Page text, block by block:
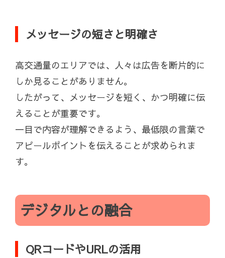
メッセージの短さと明確さ
高交通量のエリアでは、人々は広告を断片的に
しか見ることがありません。
したがって、メッセージを短く、かつ明確に伝
えることが重要です。
一目で内容が理解できるよう、最低限の言葉で
アピールポイントを伝えることが求められま
す。
デジタルとの融合
QRコードやURLの活用